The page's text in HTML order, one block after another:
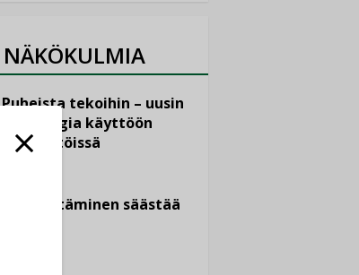
NÄKÖKULMIA
Puheista tekoihin – uusin
teknologia käyttöön
kiinteistöissä
Sähköistäminen säästää